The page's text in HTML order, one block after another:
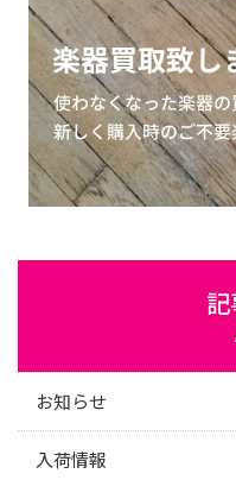
お知らせ
入荷情報